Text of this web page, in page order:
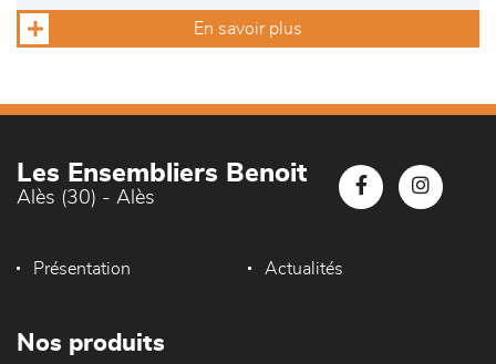
En savoir plus
Les Ensembliers Benoit
Alès (30) - Alès
Présentation Actualités
Nos produits